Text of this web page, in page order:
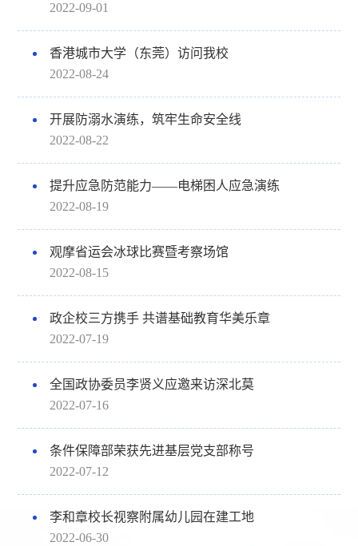
2022-09-01
香港城市大学（东莞）访问我校
2022-08-24
开展防溺水演练，筑牢生命安全线
2022-08-22
提升应急防范能力——电梯困人应急演练
2022-08-19
观摩省运会冰球比赛暨考察场馆
2022-08-15
政企校三方携手 共谱基础教育华美乐章
2022-07-19
全国政协委员李贤义应邀来访深北莫
2022-07-16
条件保障部荣获先进基层党支部称号
2022-07-12
李和章校长视察附属幼儿园在建工地
2022-06-30